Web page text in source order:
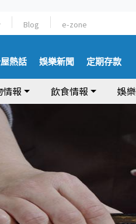
Blog e-zone
熱話 娛樂新聞 定期存款
情報 飲食情報 娛樂